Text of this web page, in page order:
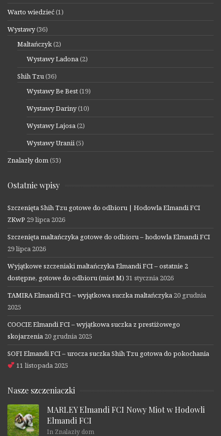
Warto wiedzieć(1)
Wystawy(36)
Maltańczyk(2)
Wystawy Ladona(2)
Shih Tzu(36)
Wystawy Be Best(19)
Wystawy Dariny(10)
Wystawy Lajosa(2)
Wystawy Uranii(5)
Znalazły dom(53)
Ostatnie wpisy
Szczenięta Shih Tzu gotowe do odbioru | Hodowla Elmandi FCI
ZKwP 29 lipca 2026
Szczenięta maltańczyka gotowe do odbioru – hodowla Elmandi FCI
29 lipca 2026
Wyjątkowe szczeniaki maltańczyka Elmandi FCI – ostatnie 2
dostępne, gotowe do odbioru (miot M) 31 stycznia 2026
TAMIRA Elmandi FCI – wyjątkowa suczka maltańczyka 20 grudnia
2025
COOCIE Elmandi FCI – wyjątkowa suczka z prestiżowego
skojarzenia 20 grudnia 2025
SOFI Elmandi FCI – urocza suczka Shih Tzu gotowa do pokochania
11 listopada 2025
Nasze szczeniaczki
MARLEY Elmandi FCI Nowy Miot w Hodowli
Elmandi FCI
In Znalazły dom